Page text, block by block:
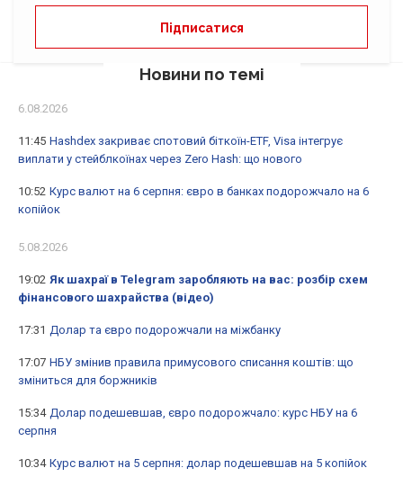
Новини по темі
6.08.2026
11:45 Hashdex закриває спотовий біткоїн-ETF, Visa інтегрує
виплати у стейблкоїнах через Zero Hash: що нового
10:52 Курс валют на 6 серпня: євро в банках подорожчало на 6
копійок
5.08.2026
19:02 Як шахраї в Telegram заробляють на вас: розбір схем
фінансового шахрайства (відео)
17:31 Долар та євро подорожчали на міжбанку
17:07 НБУ змінив правила примусового списання коштів: що
зміниться для боржників
15:34 Долар подешевшав, євро подорожчало: курс НБУ на 6
серпня
10:34 Курс валют на 5 серпня: долар подешевшав на 5 копійок